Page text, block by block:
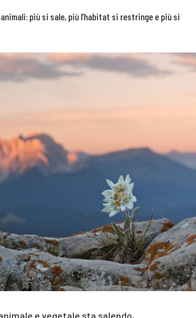
più si sale, più l’habitat si restringe e più si
e vegetale sta salendo,